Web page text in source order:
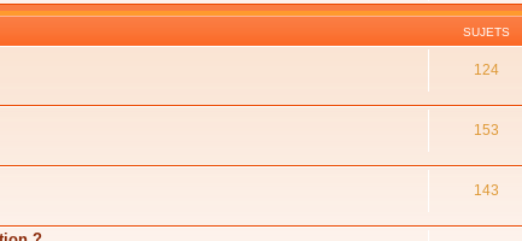
SUJETS
124
153
143